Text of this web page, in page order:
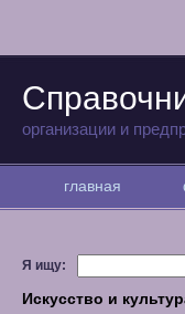
организации и
главная
Я ищу:
Искусство и